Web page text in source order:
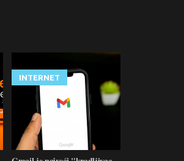
INTERNET